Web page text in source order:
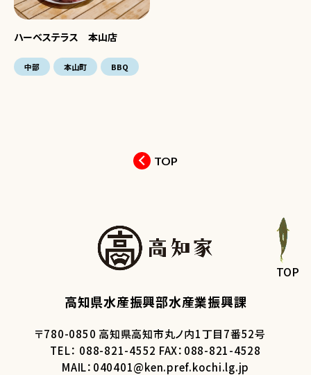
ハーベステラス 本山店
中部 本山町 BBQ
TOP
高知県水産振興部水産業振興課
〒780-0850 高知県高知市丸ノ内1丁目7番52号
TEL： 088-821-4552 FAX：088-821-4528
MAIL：040401@ken.pref.kochi.lg.jp
TOP